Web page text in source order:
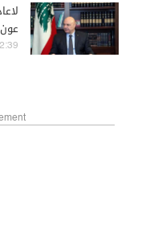
| 2026-08-07